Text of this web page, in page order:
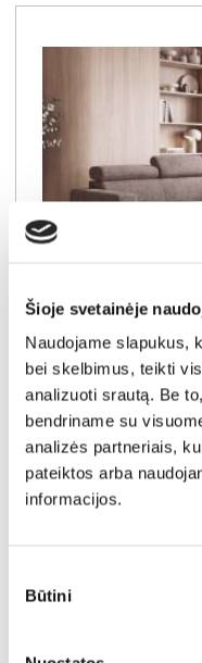
Šioje svetainėje
Naudojame slapukus,
bei skelbimus, teikti
analizuoti srautą. Be
bendriname su
analizės partneriais,
pateiktos arba
informacijos.
pasirinkimas
Būtini
NAUJIENA YRA
DORIAN (III gr.)
Išmatavimai: A:90-100cm P:
Miegamoji dalis: P: 128cmI:
užsakymams
1150€